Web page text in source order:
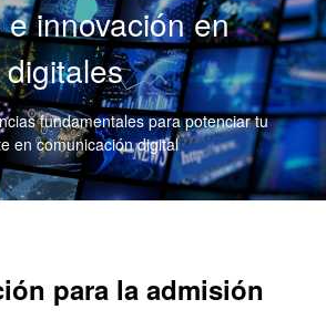
innovación en
fundamentales para potenciar tu
en comunicación digital
para la admisión